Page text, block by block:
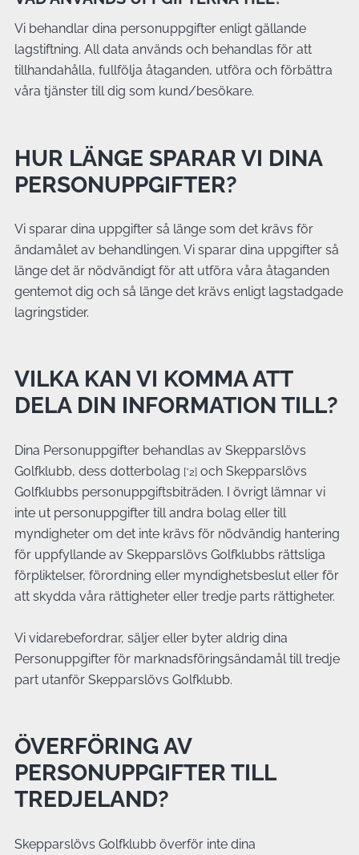
Vi behandlar dina personuppgifter enligt gällande
lagstiftning. All data används och behandlas för att
tillhandahålla, fullfölja åtaganden, utföra och förbättra
våra tjänster till dig som kund/besökare.
HUR LÄNGE SPARAR VI DINA
PERSONUPPGIFTER?
Vi sparar dina uppgifter så länge som det krävs för
ändamålet av behandlingen. Vi sparar dina uppgifter så
länge det är nödvändigt för att utföra våra åtaganden
gentemot dig och så länge det krävs enligt lagstadgade
lagringstider.
VILKA KAN VI KOMMA ATT
DELA DIN INFORMATION TILL?
Dina Personuppgifter behandlas av Skepparslövs
Golfklubb, dess dotterbolag [*2]och Skepparslövs
Golfklubbs personuppgiftsbiträden. I övrigt lämnar vi
inte ut personuppgifter till andra bolag eller till
myndigheter om det inte krävs för nödvändig hantering
för uppfyllande av Skepparslövs Golfklubbs rättsliga
förpliktelser, förordning eller myndighetsbeslut eller för
att skydda våra rättigheter eller tredje parts rättigheter.
Vi vidarebefordrar, säljer eller byter aldrig dina
Personuppgifter för marknadsföringsändamål till tredje
part utanför Skepparslövs Golfklubb.
ÖVERFÖRING AV
PERSONUPPGIFTER TILL
TREDJELAND?
Skepparslövs Golfklubb överför inte dina